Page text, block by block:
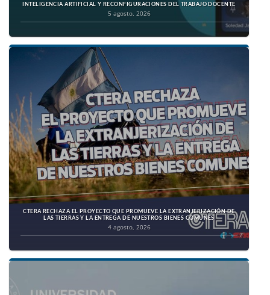
INTELIGENCIA ARTIFICIAL Y RECONFIGURACIONES DEL TRABAJO DOCENTE
5 agosto, 2026
CTERA RECHAZA EL PROYECTO QUE PROMUEVE LA EXTRANJERIZACIÓN DE
LAS TIERRAS Y LA ENTREGA DE NUESTROS BIENES COMUNES
4 agosto, 2026